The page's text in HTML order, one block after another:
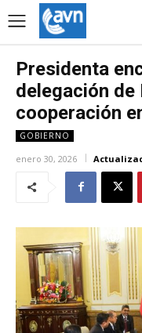
Presidenta
delegación de
cooperación
GOBIERNO
enero 30, 2026